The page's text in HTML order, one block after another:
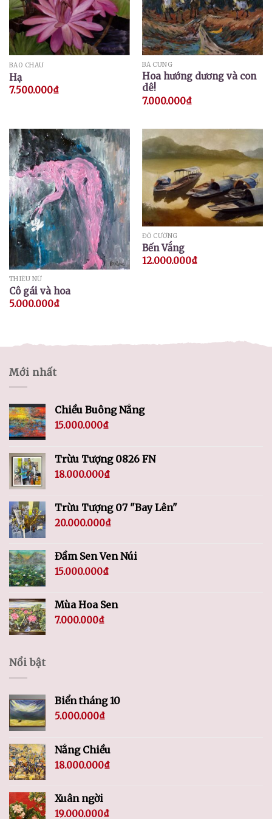
BẢO CHÂU
Hạ
7.500.000₫
BÁ CUNG
Hoa hướng dương và con
dê!
7.000.000₫
THIẾU NỮ
Cô gái và hoa
5.000.000₫
ĐỖ CƯỜNG
Bến Vắng
12.000.000₫
Mới nhất
Chiều Buông Nắng
15.000.000₫
Trừu Tượng 0826 FN
18.000.000₫
Trừu Tượng 07 "Bay Lên"
20.000.000₫
Đầm Sen Ven Núi
15.000.000₫
Mùa Hoa Sen
7.000.000₫
Nổi bật
Biển tháng 10
5.000.000₫
Nắng Chiều
18.000.000₫
Xuân ngời
19.000.000₫